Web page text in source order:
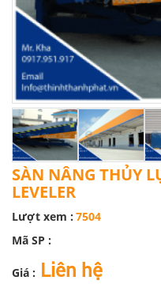
SÀN NÂNG THỦY
LEVELER
Lượt xem : 7504
Mã SP :
Giá : Liên hệ